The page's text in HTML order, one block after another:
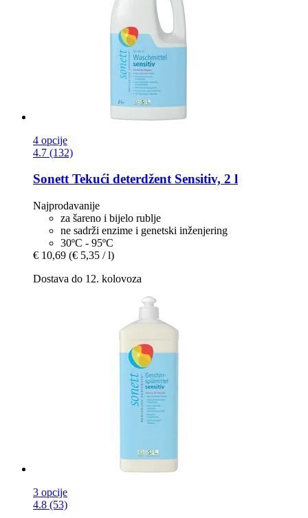
4 opcije
4.7 (132)
SonettTekući deterdžent Sensitiv, 2 l
Najprodavanije
za šareno i bijelo rublje
ne sadrži enzime i genetski inženjering
30ºC - 95ºC
€ 10,69 (€ 5,35 / l)
Dostava do 12. kolovoza
3 opcije
4.8 (53)